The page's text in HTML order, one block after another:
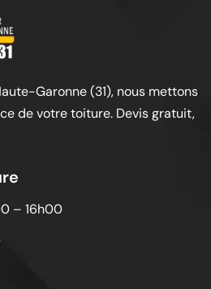
Garonne (31), nous mettons
de votre toiture. Devis gratuit,
– 16h00